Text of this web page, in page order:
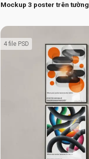
Mockup 3 poster trên tường
4 file PSD